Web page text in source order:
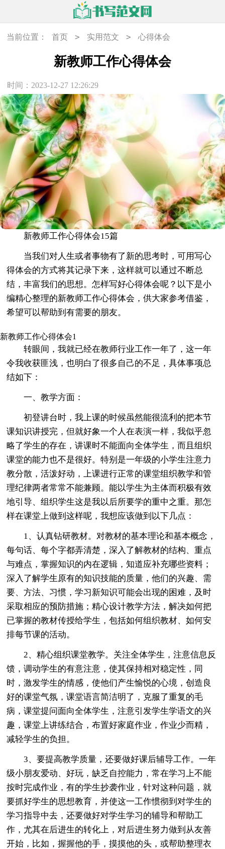
当前位置： 首页 > 实用范文 > 心得体会
新教师工作心得体会
时间：2023-12-27 12:26:29
新教师工作心得体会15篇
当我们对人生或者事物有了新的思考时，可用写心
得体会的方式将其记录下来，这样就可以通过不断总
结，丰富我们的思想。怎样写好心得体会呢？以下是小
编精心整理的新教师工作心得体会，供大家参考借鉴，
希望可以帮助到有需要的朋友。
新教师工作心得体会1
转眼间，我就已经在教师行业工作一年了，这一年
令我收获匪浅，也明白了很多自己的不足，具体事项总
结如下：
一、教学方面：
初登讲台时，我上课的时候虽然能很流利的把本节
课知识讲授完，但就好象一个人在表演一样，我似乎忽
略了学生的存在，讲课时不能面向全体学生，而且组织
课堂的能力也不是很好。特别是一年级的小学生注意力
教分散，活泼好动，上课进行正常的课堂组织教学和管
理纪律两者常常不能兼顾。能以学生为主体而积极有效
地引导、组织学生这是我以后所要学的重中之重。那怎
样在课堂上做到这样呢，我想应该做到以下几点：
1、认真钻研教材。对教材的基本理论和基本概念，
每句话、每个字都弄清楚，深入了解教材的结构、重点
与难点，掌握知识的内在逻辑，知道应补充哪些资料；
深入了解学生原有的知识技能的质量，他们的兴趣、需
要、方法、习惯，学习新知识可能会出现的困难，及时
采取相应的预防措施；精心设计教学方法，解决如何把
已掌握的教材传授给学生，包括如何组织教材、如何安
排每节课的活动。
2、精心组织课堂教学。关注全体学生，注意信息反
馈，调动学生的有意注意，使其保持相对稳定性，同
时，激发学生的情感，使他们产生愉悦的心境，创造良
好的课堂气氛，课堂语言简洁明了，克服了重复的毛
病，课堂提问面向全体学生，注意引发学生学语文的兴
趣，课堂上讲练结合，布置好家庭作业，作业少而精，
减轻学生的负担。
3、要提高教学质量，还要做好课后辅导工作。一年
级小朋友爱动、好玩，缺乏自控能力，常在学习上不能
按时完成作业，有的学生抄袭作业，针对这种问题，就
要抓好学生的思想教育，并使这一工作惯彻到对学生的
学习指导中去，还要做好对学生学习的辅导和帮助工
作，尤其在后进生的转化上，对后进生努力做到从友善
开始，比如，握握他的手，摸摸他的头，或帮助整理衣